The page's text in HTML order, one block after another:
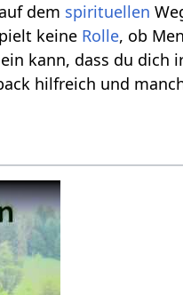
dem spirituellen
keine Rolle, ob
kann, dass du dich
hilfreich und